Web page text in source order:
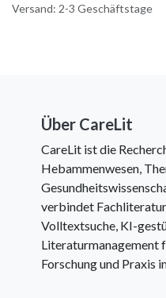
Versand: 2-3 Geschäftstage
Über CareLit
CareLit ist die
Hebammenwesen,
verbindet
Volltextsuche, KI-
Literaturmanagement
Forschung und Praxis